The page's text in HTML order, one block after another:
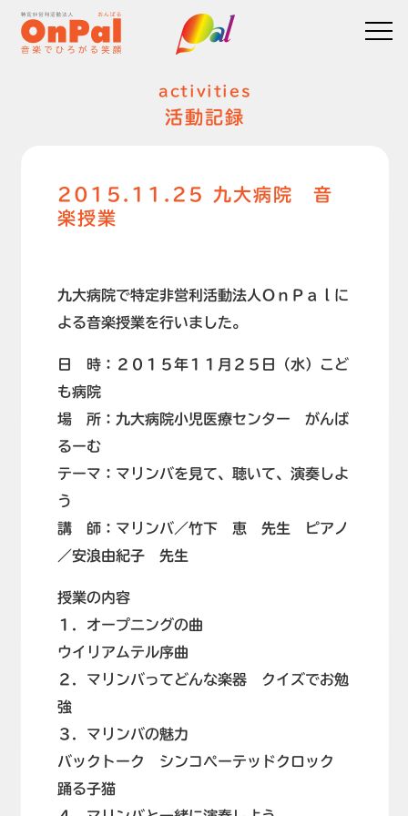
activities
活動記録
2015.11.25 九大病院 音
楽授業
九大病院で特定非営利活動法人ＯｎＰａｌに
よる音楽授業を行いました。
日 時：２０１５年１１月２５日（水）こど
も病院
場 所：九大病院小児医療センター がんば
るーむ
テーマ：マリンバを見て、聴いて、演奏しよ
う
講 師：マリンバ／竹下 恵 先生 ピアノ
／安浪由紀子 先生
授業の内容
１．オープニングの曲
ウイリアムテル序曲
２．マリンバってどんな楽器 クイズでお勉
強
３．マリンバの魅力
バックトーク シンコぺーテッドクロック
踊る子猫